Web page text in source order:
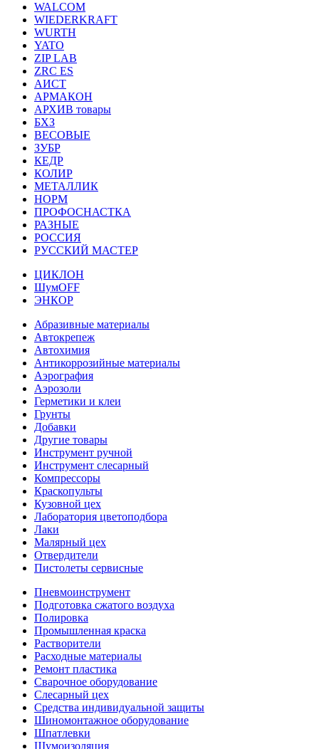
WALCOM
WIEDERKRAFT
WURTH
YATO
ZIP LAB
ZRC ES
АИСТ
АРМАКОН
АРХИВ товары
БХЗ
ВЕСОВЫЕ
ЗУБР
КЕДР
КОЛИР
МЕТАЛЛИК
НОРМ
ПРОФОСНАСТКА
РАЗНЫЕ
РОССИЯ
РУССКИЙ МАСТЕР
ЦИКЛОН
ШумOFF
ЭНКОР
Абразивные материалы
Автокрепеж
Автохимия
Антикоррозийные материалы
Аэрография
Аэрозоли
Герметики и клеи
Грунты
Добавки
Другие товары
Инструмент ручной
Инструмент слесарный
Компрессоры
Краскопульты
Кузовной цех
Лаборатория цветоподбора
Лаки
Малярный цех
Отвердители
Пистолеты сервисные
Пневмоинструмент
Подготовка сжатого воздуха
Полировка
Промышленная краска
Растворители
Расходные материалы
Ремонт пластика
Сварочное оборудование
Слесарный цех
Средства индивидуальной защиты
Шиномонтажное оборудование
Шпатлевки
Шумоизоляция